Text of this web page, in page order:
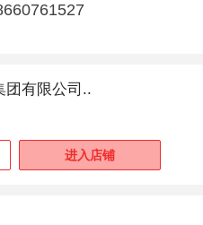
团有限公司..
进入店铺